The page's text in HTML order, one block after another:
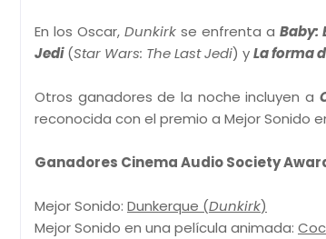
En los Oscar, Dunkirk se enfrenta a Baby:
Jedi(Star Wars: The Last Jedi) yLa forma
Otros ganadores de la noche incluyen a
reconocida con el premio a Mejor Sonido
Ganadores Cinema Audio Society
Mejor Sonido: Dunkerque (Dunkirk)
Mejor Sonido en una película animada: